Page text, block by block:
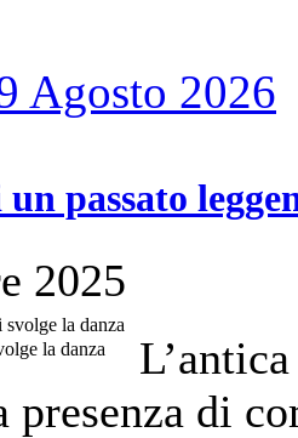
Agosto 2026
passato
2025
la danza
presenza di